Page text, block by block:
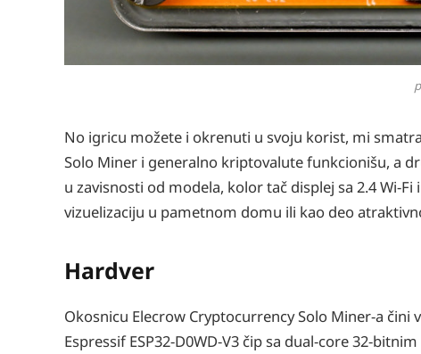
No igricu možete i okrenuti u svoju korist, mi
Solo Miner i generalno kriptovalute funkcionišu, a
u zavisnosti od modela, kolor tač displej sa 2.4 Wi-
vizuelizaciju u pametnom domu ili kao deo
Hardver
Okosnicu Elecrow Cryptocurrency Solo Miner-a čini
Espressif ESP32-D0WD-V3 čip sa dual-core 32-